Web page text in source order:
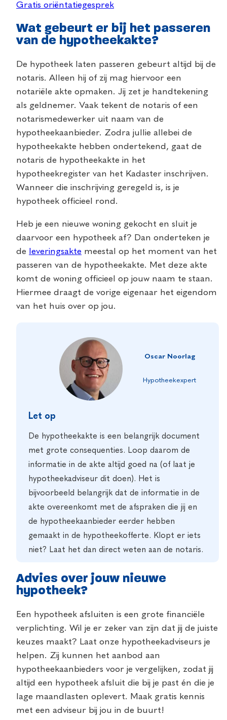
Gratis oriëntatiegesprek
Wat gebeurt er bij het passeren
van de hypotheekakte?
De hypotheek laten passeren gebeurt altijd bij de
notaris. Alleen hij of zij mag hiervoor een
notariële akte opmaken. Jij zet je handtekening
als geldnemer. Vaak tekent de notaris of een
notarismedewerker uit naam van de
hypotheekaanbieder. Zodra jullie allebei de
hypotheekakte hebben ondertekend, gaat de
notaris de hypotheekakte in het
hypotheekregister van het Kadaster inschrijven.
Wanneer die inschrijving geregeld is, is je
hypotheek officieel rond.
Heb je een nieuwe woning gekocht en sluit je
daarvoor een hypotheek af? Dan onderteken je
de
leveringsakte meestal op het moment van het
passeren van de hypotheekakte. Met deze akte
komt de woning officieel op jouw naam te staan.
Hiermee draagt de vorige eigenaar het eigendom
van het huis over op jou.
Oscar Noorlag
Hypotheekexpert
Let op
De hypotheekakte is een belangrijk document
met grote consequenties. Loop daarom de
informatie in de akte altijd goed na (of laat je
hypotheekadviseur dit doen). Het is
bijvoorbeeld belangrijk dat de informatie in de
akte overeenkomt met de afspraken die jij en
de hypotheekaanbieder eerder hebben
gemaakt in de hypotheekofferte. Klopt er iets
niet? Laat het dan direct weten aan de notaris.
Advies over jouw nieuwe
hypotheek?
Een hypotheek afsluiten is een grote financiële
verplichting. Wil je er zeker van zijn dat jij de juiste
keuzes maakt? Laat onze hypotheekadviseurs je
helpen. Zij kunnen het aanbod aan
hypotheekaanbieders voor je vergelijken, zodat jij
altijd een hypotheek afsluit die bij je past én die je
lage maandlasten oplevert. Maak gratis kennis
met een adviseur bij jou in de buurt!